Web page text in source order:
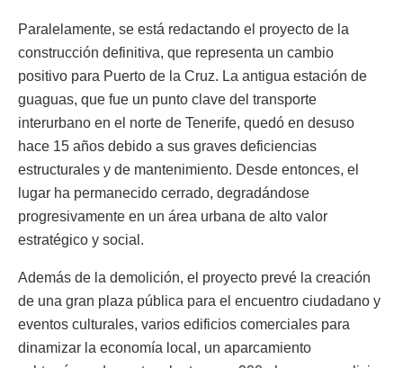
Paralelamente, se está redactando el proyecto de la
construcción definitiva, que representa un cambio
positivo para Puerto de la Cruz. La antigua estación de
guaguas, que fue un punto clave del transporte
interurbano en el norte de Tenerife, quedó en desuso
hace 15 años debido a sus graves deficiencias
estructurales y de mantenimiento. Desde entonces, el
lugar ha permanecido cerrado, degradándose
progresivamente en un área urbana de alto valor
estratégico y social.
Además de la demolición, el proyecto prevé la creación
de una gran plaza pública para el encuentro ciudadano y
eventos culturales, varios edificios comerciales para
dinamizar la economía local, un aparcamiento